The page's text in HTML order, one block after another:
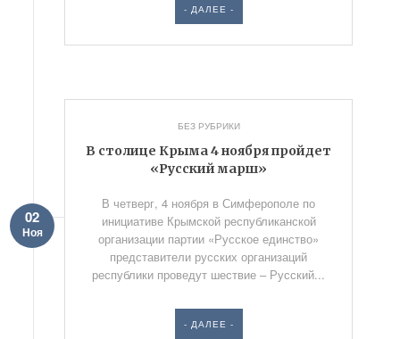
- ДАЛЕЕ -
БЕЗ РУБРИКИ
В столице Крыма 4 ноября пройдет
«Русский марш»
02
Ноя
В четверг, 4 ноября в Симферополе по
инициативе Крымской республиканской
организации партии «Русское единство»
представители русских организаций
республики проведут шествие – Русский...
- ДАЛЕЕ -